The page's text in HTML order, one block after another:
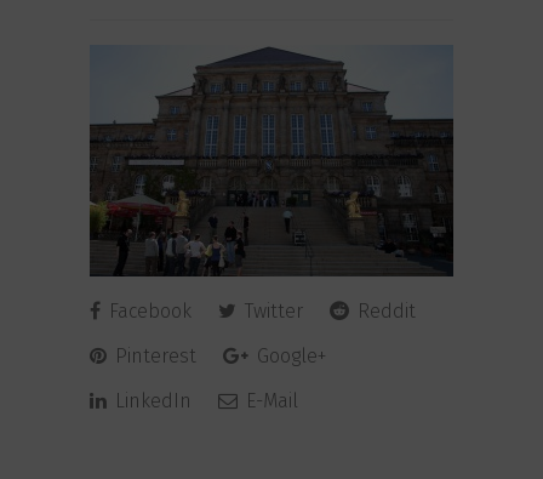
Facebook Twitter
Reddit
Pinterest
Google+
LinkedIn
E-Mail